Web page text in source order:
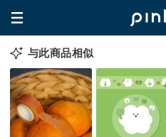
与此商品相似